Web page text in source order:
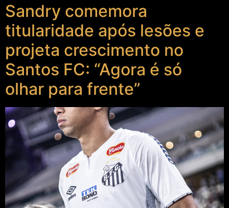
Sandry comemora
titularidade após lesões e
projeta crescimento no
Santos FC: “Agora é só
olhar para frente”